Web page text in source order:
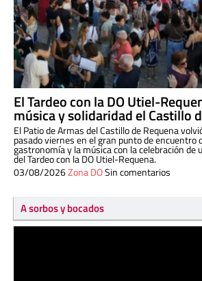
El Tardeo con la DO Utiel-
música y solidaridad el Castillo
El Patio de Armas del Castillo de Requena
pasado viernes en el gran punto de encuentro
gastronomía y la música con la celebración de
del Tardeo con la DO Utiel-Requena.
03/08/2026Zona DOSin comentarios
A sorbos y bocados